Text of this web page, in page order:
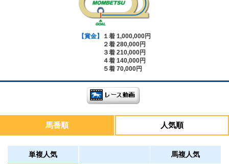
【賞金】
１着 1,000,000円
２着 280,000円
３着 210,000円
４着 140,000円
５着 70,000円
馬番順 人気順
単複人気 馬複人気